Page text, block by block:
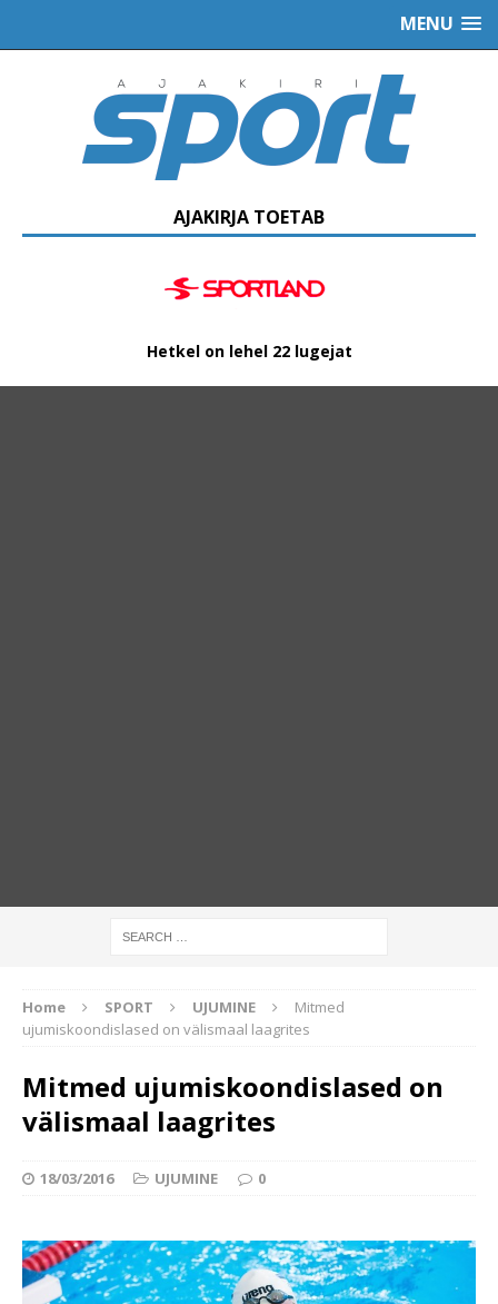
MENU
AJAKIRJA TOETAB
Hetkel on lehel 22 lugejat
Home SPORT UJUMINE
Mitmed
ujumiskoondislased on välismaal laagrites
Mitmed ujumiskoondislased on
välismaal laagrites
18/03/2016 UJUMINE 0